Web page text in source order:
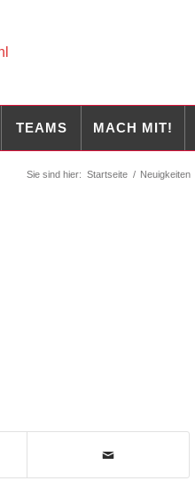
TEAMS MACH MIT!
Sie sind hier: Startseite / Neuigkeiten